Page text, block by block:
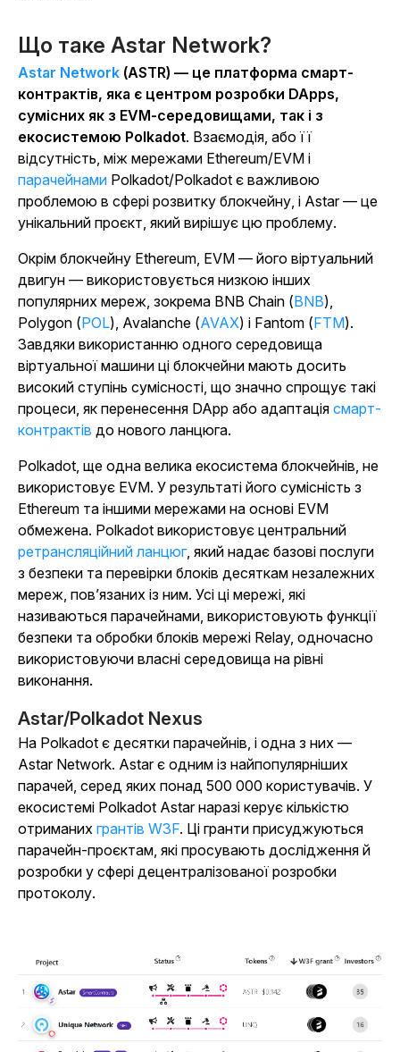
Що таке Astar Network?
Astar Network (ASTR) — це платформа смарт-
контрактів, яка є центром розробки DApps,
сумісних як з EVM-середовищами, так і з
екосистемою Polkadot. Взаємодія, або її
відсутність, між мережами Ethereum/EVM і
парачейнами Polkadot/Polkadot є важливою
проблемою в сфері розвитку блокчейну, і Astar — це
унікальний проєкт, який вирішує цю проблему.
Окрім блокчейну Ethereum, EVM — його віртуальний
двигун — використовується низкою інших
популярних мереж, зокрема BNB Chain (BNB),
Polygon (POL), Avalanche (AVAX) і Fantom (FTM).
Завдяки використанню одного середовища
віртуальної машини ці блокчейни мають досить
високий ступінь сумісності, що значно спрощує такі
процеси, як перенесення DApp або адаптація смарт-
контрактів до нового ланцюга.
Polkadot, ще одна велика екосистема блокчейнів, не
використовує EVM. У результаті його сумісність з
Ethereum та іншими мережами на основі EVM
обмежена. Polkadot використовує центральний
ретрансляційний ланцюг, який надає базові послуги
з безпеки та перевірки блоків десяткам незалежних
мереж, пов’язаних із ним. Усі ці мережі, які
називаються парачейнами, використовують функції
безпеки та обробки блоків мережі Relay, одночасно
використовуючи власні середовища на рівні
виконання.
Astar/Polkadot Nexus
На Polkadot є десятки парачейнів, і одна з них —
Astar Network. Astar є одним із найпопулярніших
парачей, серед яких понад 500 000 користувачів. У
екосистемі Polkadot Astar наразі керує кількістю
отриманих грантів W3F. Ці гранти присуджуються
парачейн-проєктам, які просувають дослідження й
розробки у сфері децентралізованої розробки
протоколу.